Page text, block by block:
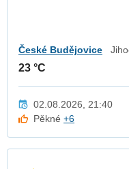
České Budějovice
23 °C
02.08.2026, 21:40
Pěkné+6